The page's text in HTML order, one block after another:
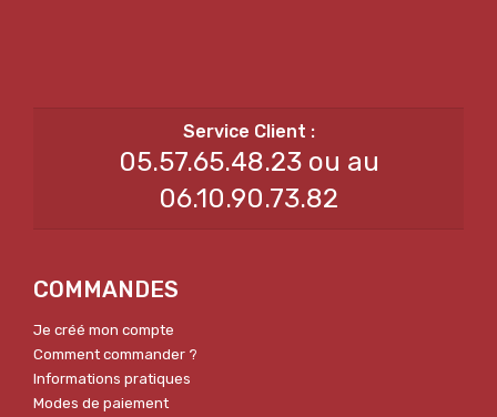
05.57.65.48.23 ou au
06.10.90.73.82
COMMANDES
Je créé mon compte
Comment commander ?
Informations pratiques
Modes de paiement